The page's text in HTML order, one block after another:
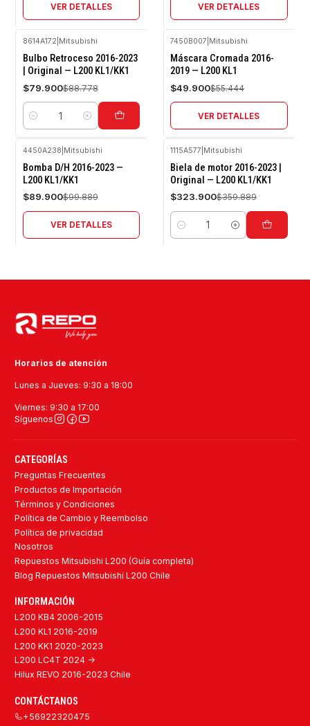
VER DETALLES VER DETALLES
-10%
OFF
8614A172 Mitsubishi
Bulbo Retroceso 2016-2023
| Original — L200 KL1/KK1
$79.900$88.778
Cantidad
-10%
OFF
7450B007 Mitsubishi
Máscara Cromada 2016-
2019 — L200 KL1
$49.900$55.444
VER DETALLES
-10%
OFF
4450A238 Mitsubishi
Bomba D/H 2016-2023 —
L200 KL1/KK1
$89.900$99.889
VER DETALLES
-10%
OFF
1115A577 Mitsubishi
Biela de motor 2016-2023 |
Original — L200 KL1/KK1
$323.900$359.889
Cantidad
Horarios de atención
Lunes a Jueves: 9:30 a 18:00
Viernes: 9:30 a 17:00
Síguenos
CATEGORÍAS
Preguntas Frecuentes
Productos de Importación
Términos y Condiciones
Política de Cambio y Reembolso
Política de privacidad
Nosotros
Repuestos Mitsubishi L200 (Guía completa)
Blog Repuestos Mitsubishi L200 Chile
INFORMACIÓN
L200 KB4 2006-2015
L200 KL1 2016-2019
L200 KK1 2020-2023
L200 LC4T 2024 ->
Hilux REVO 2016-2023 Chile
CONTÁCTANOS
+56922320475